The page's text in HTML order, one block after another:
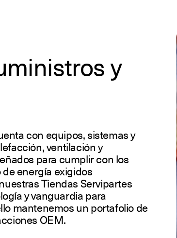
y
con equipos, sistemas y
ventilación y
para cumplir con los
energía exigidos
Tiendas Servipartes
y vanguardia para
mantenemos un portafolio de
OEM.